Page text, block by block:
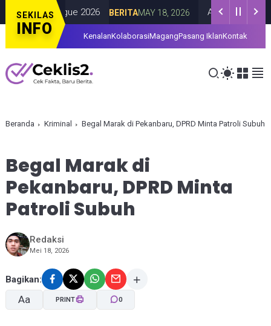
SEKILAS
INFO
League 2026 BERITAMAY 18, 2026 Agensi G-Dragon
KenalanKolaborasiMagangPasang IklanKontak
Beranda Kriminal Begal Marak di Pekanbaru, DPRD Minta Patroli Subuh
Begal Marak di
Pekanbaru, DPRD Minta
Patroli Subuh
Redaksi
Mei 18, 2026
Bagikan:
Aa PRINT 0